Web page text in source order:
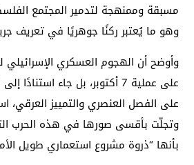
مسبقة وممنهجة لتدمير المجتمع
وهو ما يُعتبر ركنًا جوهريًا في تعريف
وأوضح أن الهجوم العسكري
على عملية 7 أكتوبر، بل جاء
وتجلّت بأقسى صورها في هذه الحرب
بأنها “ذروة مشروع استعماري طويل